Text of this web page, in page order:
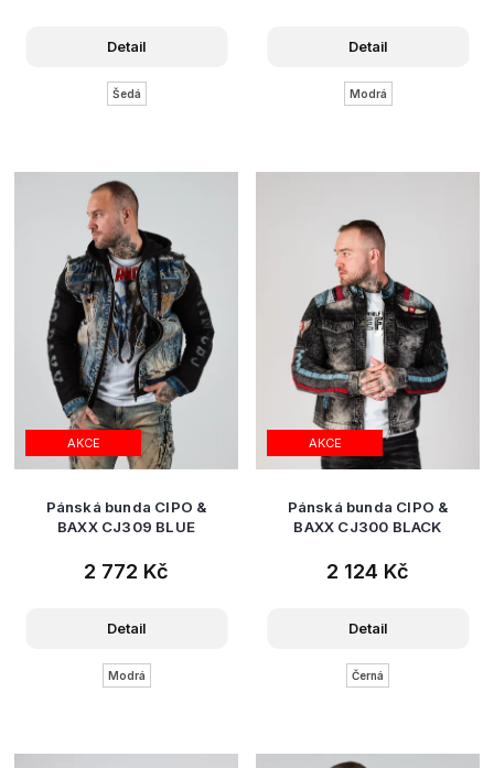
Detail
Šedá
Detail
Modrá
AKCE
Pánská bunda CIPO &
BAXX CJ309 BLUE
2 772 Kč
Detail
Modrá
AKCE
Pánská bunda CIPO &
BAXX CJ300 BLACK
2 124 Kč
Detail
Černá